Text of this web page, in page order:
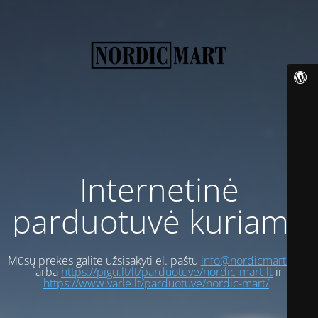
Internetinė
parduotuvė kuriama
Mūsų prekes galite užsisakyti el. paštu info@nordicmart.com
arba https://pigu.lt/lt/parduotuve/nordic-mart-ltir
https://www.varle.lt/parduotuve/nordic-mart/